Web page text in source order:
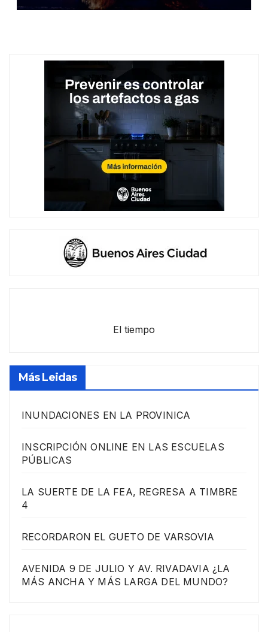
El tiempo
Más Leidas
INUNDACIONES EN LA PROVINICA
INSCRIPCIÓN ONLINE EN LAS ESCUELAS
PÚBLICAS
LA SUERTE DE LA FEA, REGRESA A TIMBRE
4
RECORDARON EL GUETO DE VARSOVIA
AVENIDA 9 DE JULIO Y AV. RIVADAVIA ¿LA
MÁS ANCHA Y MÁS LARGA DEL MUNDO?